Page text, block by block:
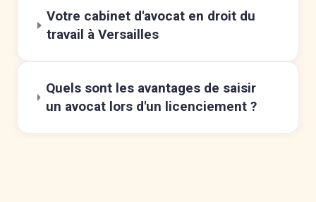
Votre cabinet d'avocat en droit du
travail à Versailles
Quels sont les avantages de saisir
un avocat lors d'un licenciement ?